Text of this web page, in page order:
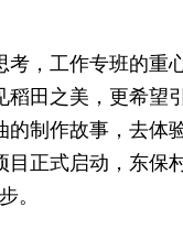
，工作专班的重
稻田之美，更希
的制作故事，去体
目正式启动，东保
。